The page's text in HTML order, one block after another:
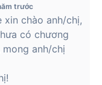
trước
xin chào anh/chị,
có chương
anh/chị